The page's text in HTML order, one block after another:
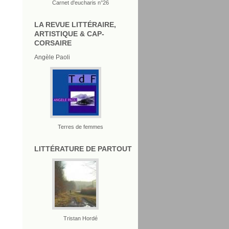
Carnet d'eucharis n°26
LA REVUE LITTÉRAIRE,
ARTISTIQUE & CAP-
CORSAIRE
Angèle Paoli
Terres de femmes
LITTÉRATURE DE PARTOUT
Tristan Hordé